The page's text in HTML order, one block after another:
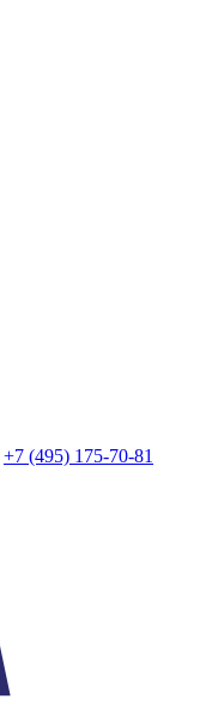
+7 (495) 175-70-81